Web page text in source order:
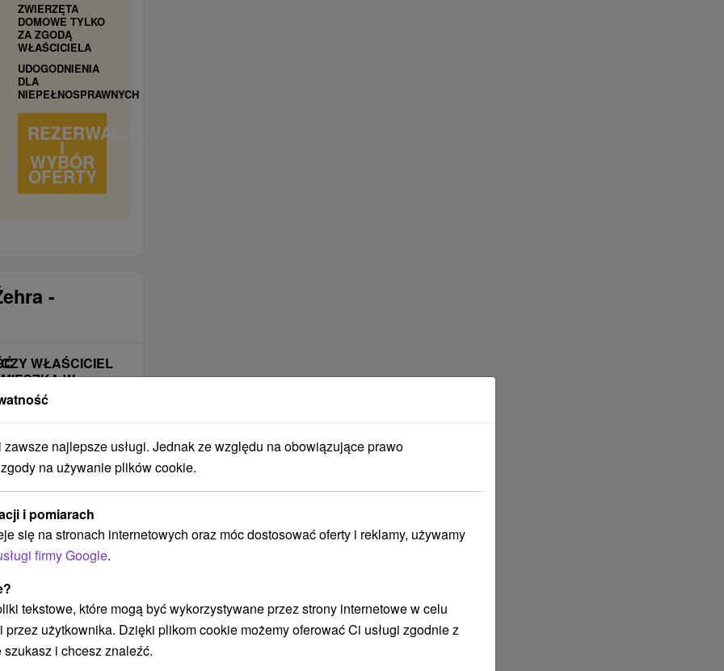
ZWIERZĘTA
DOMOWE TYLKO
ZA ZGODĄ
WŁAŚCICIELA
UDOGODNIENIA
DLA
NIEPEŁNOSPRAWNYCH
REZERWACJA
I
WYBÓR
OFERTY
-
CZY WŁAŚCICIEL
MIESZKA W
BUDYNKU?
ÁNO, počas pobytu
sa zdržiava / býva v
MINIMALNA
Počet osôb
ODLEGŁOŚĆ
OBIEKTU
Pri objekte
SPOSÓB
OGRZEWANIA
najlepsze usługi. Jednak ze względu na obowiązujące prawo
na używanie plików cookie.
i pomiarach
się na stronach internetowych oraz móc dostosować oferty i reklamy, używamy
firmy Google.
tekstowe, które mogą być wykorzystywane przez strony internetowe w celu
przez użytkownika. Dzięki plikom cookie możemy oferować Ci usługi zgodnie z
i chcesz znaleźć.